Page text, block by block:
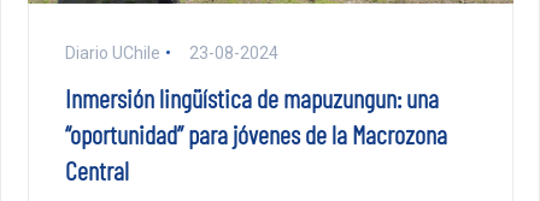
Diario UChile 23-08-2024
Inmersión lingüística de mapuzungun: una
“oportunidad” para jóvenes de la Macrozona
Central